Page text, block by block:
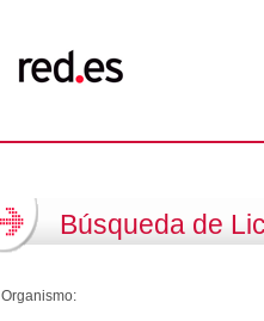
Búsqueda de
Organismo: